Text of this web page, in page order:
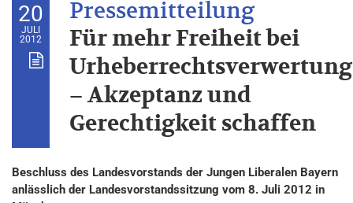
20
JULI
2012
Für mehr Freiheit bei
Urheberrechtsverwertung
– Akzeptanz und
Gerechtigkeit schaffen
Beschluss des Landesvorstands der Jungen Liberalen Bayern
anlässlich der Landesvorstandssitzung vom 8. Juli 2012 in